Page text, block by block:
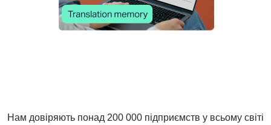
Нам довіряють понад 200 000 підприємств у всьому світі